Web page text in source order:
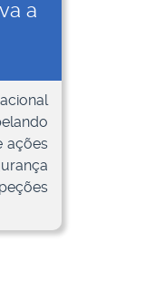
a
ações